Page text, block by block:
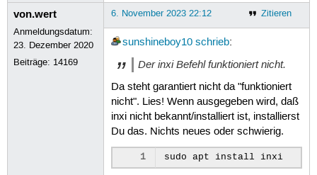
von.wert
Anmeldungsdatum:
23. Dezember 2020
Beiträge: 14169
Zitieren
6. November 2023 22:12
sunshineboy10 schrieb:
Der inxi Befehl funktioniert nicht.
Da steht garantiert nicht da "funktioniert
nicht". Lies! Wenn ausgegeben wird, daß
inxi nicht bekannt/installiert ist, installierst
Du das. Nichts neues oder schwierig.
1 sudo apt install